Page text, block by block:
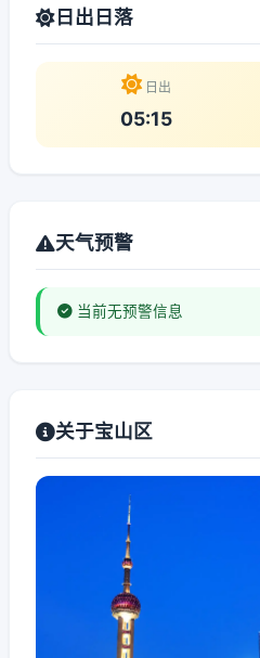
日出日落
日出
05:15
天气预警
当前无预警信息
关于宝山区